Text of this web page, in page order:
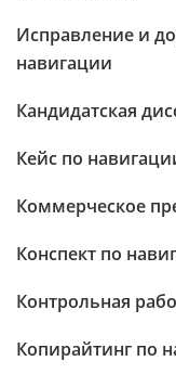
Исправление и
навигации
Кандидатская
Кейс по
Коммерческое
Конспект по
Контрольная
Копирайтинг по